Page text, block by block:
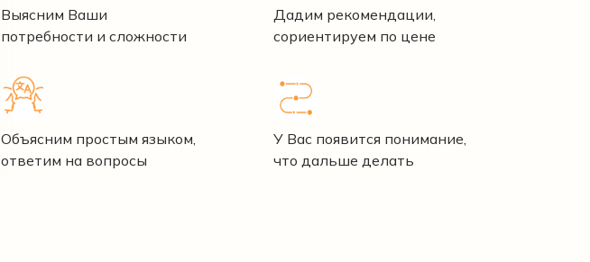
Выясним Ваши
потребности и сложности
Дадим рекомендации,
сориентируем по цене
Объясним простым языком,
ответим на вопросы
У Вас появится понимание,
что дальше делать